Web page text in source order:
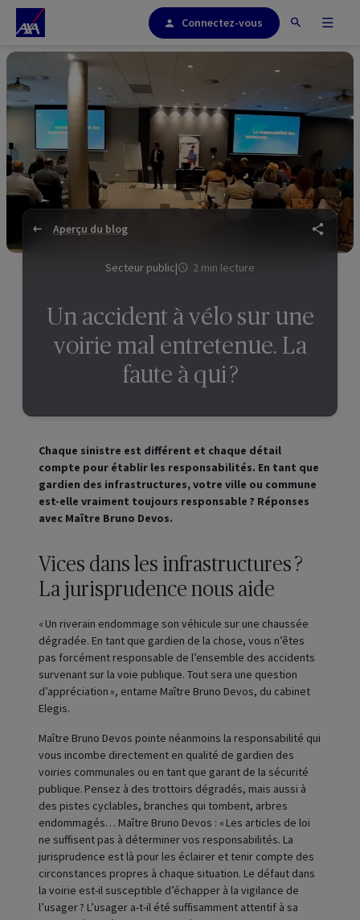
Connectez-vous
Aperçu du blog
Secteur public| 2 min lecture
Un accident à vélo sur une
voirie mal entretenue. La
faute à qui ?
Chaque sinistre est différent et chaque détail
compte pour établir les responsabilités. En tant que
gardien des infrastructures, votre ville ou commune
est-elle vraiment toujours responsable ? Réponses
avec Maître Bruno Devos.
Vices dans les infrastructures ?
La jurisprudence nous aide
« Un riverain endommage son véhicule sur une chaussée
dégradée. En tant que gardien de la chose, vous n’êtes
pas forcément responsable de l’ensemble des accidents
survenant sur la voie publique. Tout sera une question
d’appréciation », entame Maître Bruno Devos, du cabinet
Elegis.
Maître Bruno Devos pointe néanmoins la responsabilité qui
vous incombe directement en qualité de gardien des
voiries communales ou en tant que garant de la sécurité
publique. Pensez à des trottoirs dégradés, mais aussi à
des pistes cyclables, branches qui tombent, arbres
endommagés… Maître Bruno Devos : « Les articles de loi
ne suffisent pas à déterminer vos responsabilités. La
jurisprudence est là pour les éclairer et tenir compte des
circonstances propres à chaque situation. Le défaut dans
la voirie est-il susceptible d’échapper à la vigilance de
l’usager ? L’usager a-t-il été suffisamment attentif à sa